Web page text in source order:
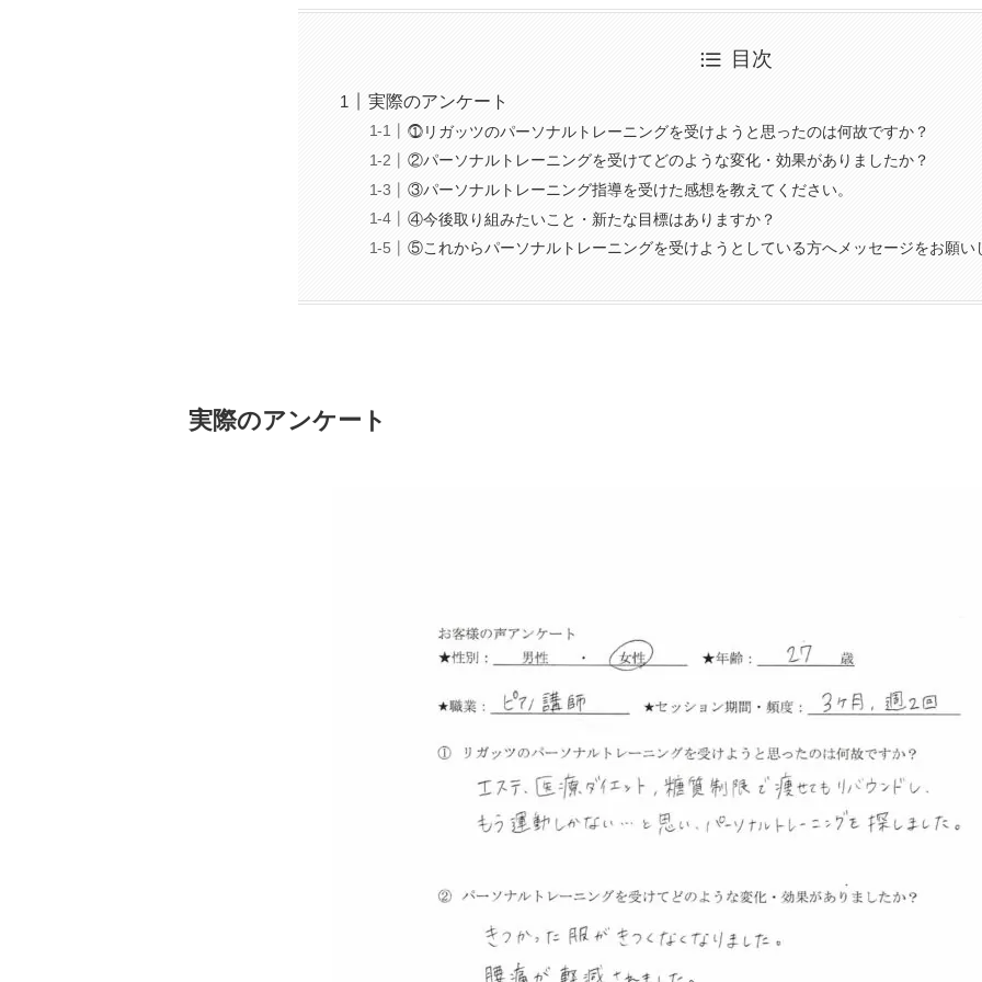
目次
実際のアンケート
⓵リガッツのパーソナルトレーニングを受けようと思ったのは何故ですか？
②パーソナルトレーニングを受けてどのような変化・効果がありましたか？
③パーソナルトレーニング指導を受けた感想を教えてください。
④今後取り組みたいこと・新たな目標はありますか？
⑤これからパーソナルトレーニングを受けようとしている方へメッセージをお願い
実際のアンケート